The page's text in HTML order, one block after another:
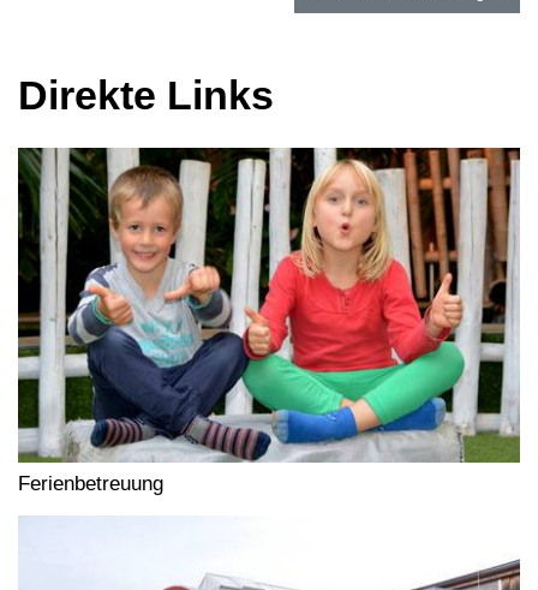
Direkte Links
Ferienbetreuung